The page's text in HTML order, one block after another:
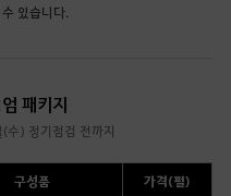
있습니다.
패키지
수) 정기점검 전까지
구성품 가격(펄)